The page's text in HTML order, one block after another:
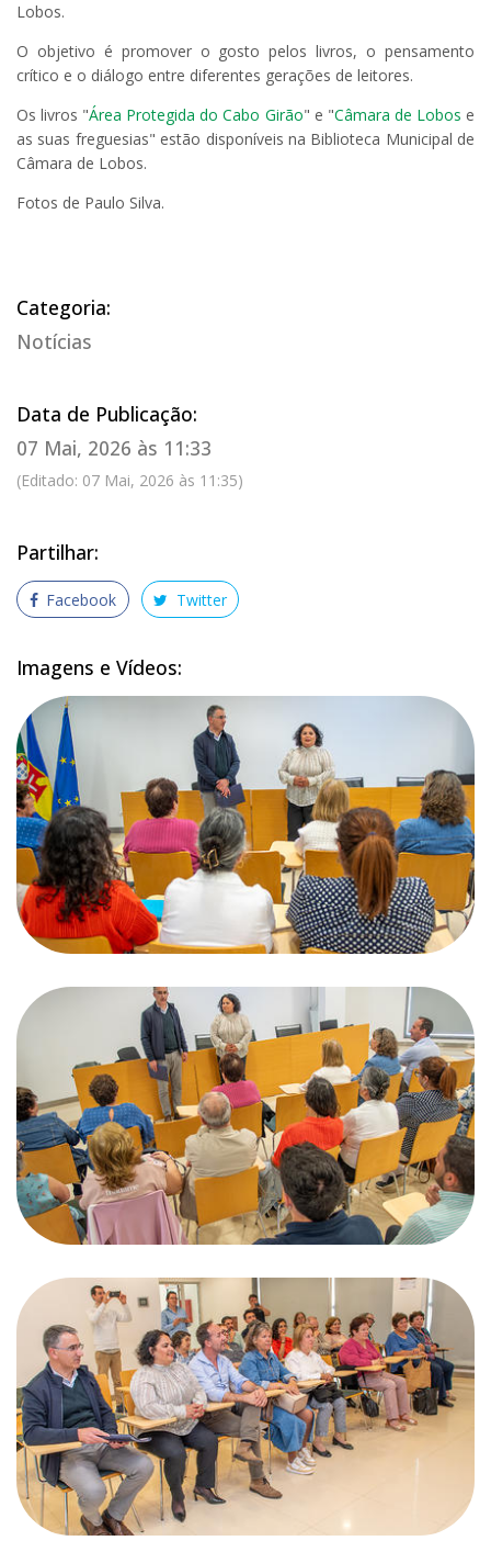
Lobos.
O objetivo é promover o gosto pelos livros, o pensamento
crítico e o diálogo entre diferentes gerações de leitores.
Os livros "Área Protegida do Cabo Girão" e "Câmara de Lobos e
as suas freguesias" estão disponíveis na Biblioteca Municipal de
Câmara de Lobos.
Fotos de Paulo Silva.
Categoria:
Notícias
Data de Publicação:
07 Mai, 2026 às 11:33
(Editado: 07 Mai, 2026 às 11:35)
Partilhar:
Facebook Twitter
Imagens e Vídeos: